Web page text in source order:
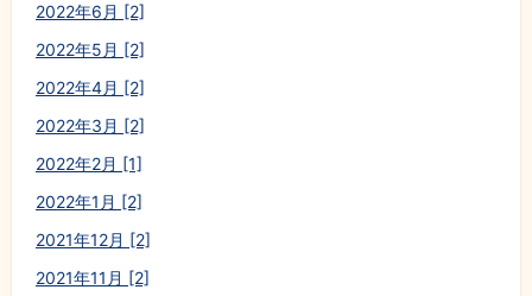
2022年6月 [2]
2022年5月 [2]
2022年4月 [2]
2022年3月 [2]
2022年2月 [1]
2022年1月 [2]
2021年12月 [2]
2021年11月 [2]